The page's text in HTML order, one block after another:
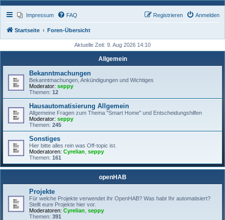
Impressum FAQ Anmelden
Registrieren
Startseite Foren-Übersicht
Aktuelle Zeit: 9. Aug 2026 14:10
Allgemein
Bekanntmachungen
Bekanntmachungen, Ankündigungen und Wichtiges
Moderator: seppy
Themen: 12
Hausautomatisierung Allgemein
Allgemeine Fragen zum Thema "Smart Home" und Entscheidungshilfen
Moderator: seppy
Themen: 245
Sonstiges
Hier bitte alles rein was Off-topic ist.
Moderatoren: Cyrelian seppy
Themen: 161
openHAB
Projekte
Für welche Projekte verwendet Ihr OpenHAB? Was habt Ihr automatisiert?
Stellt eure Projekte hier vor.
Moderatoren: Cyrelian seppy
Themen: 391